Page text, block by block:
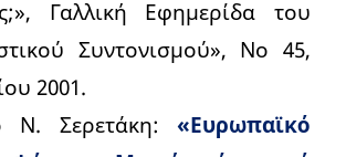
Γαλλική Εφημερίδα του
Συντονισμού», Νο 45,
2001.
Ν. Σερετάκη: «Ευρωπαϊκό